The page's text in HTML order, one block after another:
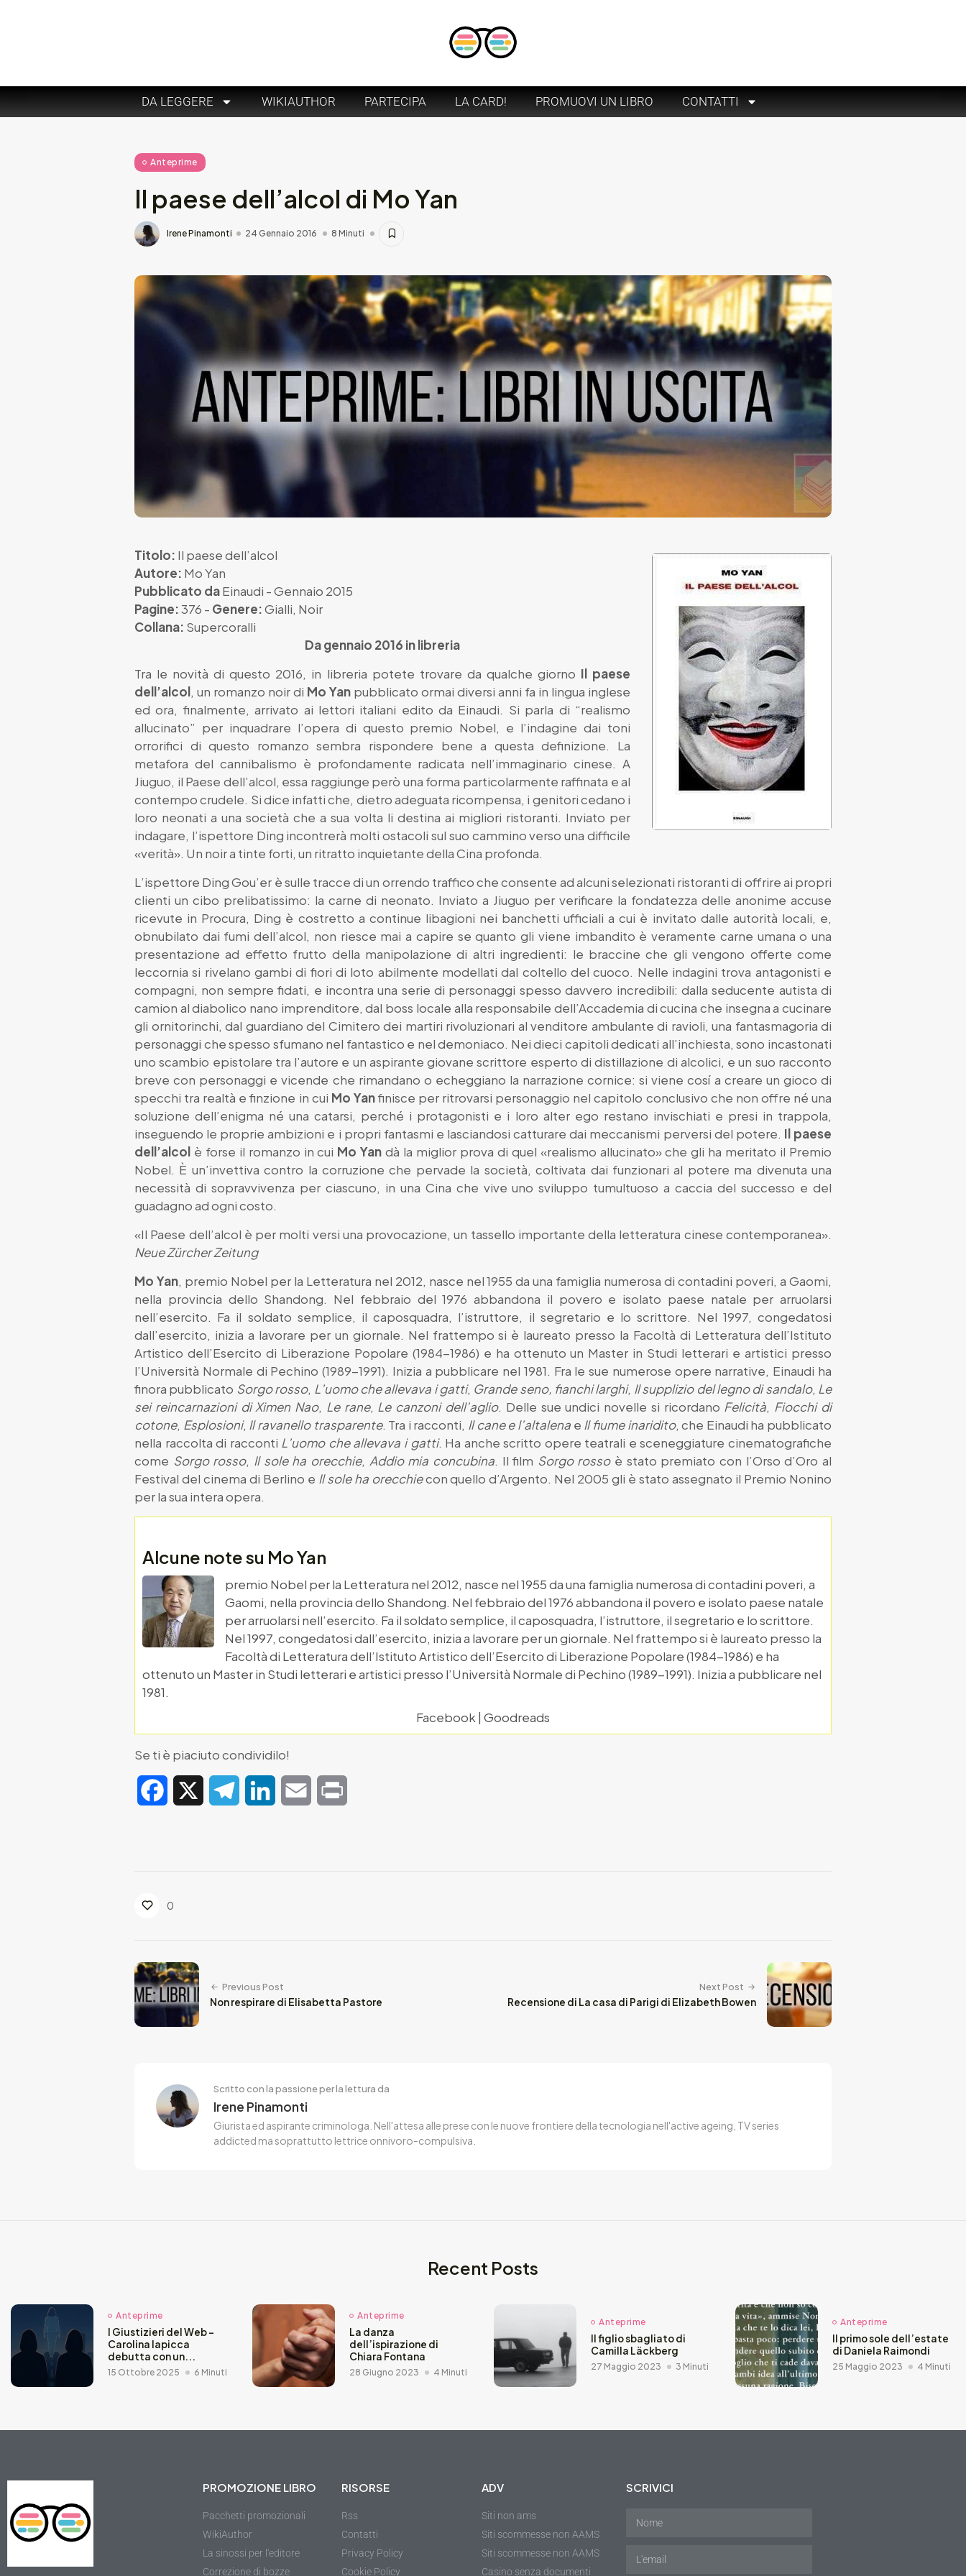
DA LEGGERE WIKIAUTHOR PARTECIPA LA CARD! PROMUOVI UN LIBRO CONTATTI
Anteprime
Il paese dell’alcol di Mo Yan
Irene Pinamonti 24 Gennaio 2016 8 Minuti
Titolo: Il paese dell’alcol
Autore: Mo Yan
Pubblicato daEinaudi - Gennaio 2015
Pagine:376 - Genere:Gialli, Noir
Collana: Supercoralli
Da gennaio 2016 in libreria
Tra le novità di questo 2016, in libreria potete trovare da qualche giorno Il paese
dell’alcol, un romanzo noir di Mo Yan pubblicato ormai diversi anni fa in lingua inglese
ed ora, finalmente, arrivato ai lettori italiani edito da Einaudi. Si parla di “realismo
allucinato” per inquadrare l’opera di questo premio Nobel, e l’indagine dai toni
orrorifici di questo romanzo sembra rispondere bene a questa definizione. La
metafora del cannibalismo è profondamente radicata nell’immaginario cinese. A
Jiuguo, il Paese dell’alcol, essa raggiunge però una forma particolarmente raffinata e al
contempo crudele. Si dice infatti che, dietro adeguata ricompensa, i genitori cedano i
loro neonati a una società che a sua volta li destina ai migliori ristoranti. Inviato per
indagare, l’ispettore Ding incontrerà molti ostacoli sul suo cammino verso una difficile
«verità». Un noir a tinte forti, un ritratto inquietante della Cina profonda.
L’ispettore Ding Gou’er è sulle tracce di un orrendo traffico che consente ad alcuni selezionati ristoranti di offrire ai propri
clienti un cibo prelibatissimo: la carne di neonato. Inviato a Jiuguo per verificare la fondatezza delle anonime accuse
ricevute in Procura, Ding è costretto a continue libagioni nei banchetti ufficiali a cui è invitato dalle autorità locali, e,
obnubilato dai fumi dell’alcol, non riesce mai a capire se quanto gli viene imbandito è veramente carne umana o una
presentazione ad effetto frutto della manipolazione di altri ingredienti: le braccine che gli vengono offerte come
leccornia si rivelano gambi di fiori di loto abilmente modellati dal coltello del cuoco. Nelle indagini trova antagonisti e
compagni, non sempre fidati, e incontra una serie di personaggi spesso davvero incredibili: dalla seducente autista di
camion al diabolico nano imprenditore, dal boss locale alla responsabile dell’Accademia di cucina che insegna a cucinare
gli ornitorinchi, dal guardiano del Cimitero dei martiri rivoluzionari al venditore ambulante di ravioli, una fantasmagoria di
personaggi che spesso sfumano nel fantastico e nel demoniaco. Nei dieci capitoli dedicati all’inchiesta, sono incastonati
uno scambio epistolare tra l’autore e un aspirante giovane scrittore esperto di distillazione di alcolici, e un suo racconto
breve con personaggi e vicende che rimandano o echeggiano la narrazione cornice: si viene cosí a creare un gioco di
specchi tra realtà e finzione in cui Mo Yanfinisce per ritrovarsi personaggio nel capitolo conclusivo che non offre né una
soluzione dell’enigma né una catarsi, perché i protagonisti e i loro alter ego restano invischiati e presi in trappola,
inseguendo le proprie ambizioni e i propri fantasmi e lasciandosi catturare dai meccanismi perversi del potere. Il paese
dell’alcol è forse il romanzo in cui Mo Yan dà la miglior prova di quel «realismo allucinato» che gli ha meritato il Premio
Nobel. È un’invettiva contro la corruzione che pervade la società, coltivata dai funzionari al potere ma divenuta una
necessità di sopravvivenza per ciascuno, in una Cina che vive uno sviluppo tumultuoso a caccia del successo e del
guadagno ad ogni costo.
«Il Paese dell’alcol è per molti versi una provocazione, un tassello importante della letteratura cinese contemporanea».
Neue Zürcher Zeitung
Mo Yan, premio Nobel per la Letteratura nel 2012, nasce nel 1955 da una famiglia numerosa di contadini poveri, a Gaomi,
nella provincia dello Shandong. Nel febbraio del 1976 abbandona il povero e isolato paese natale per arruolarsi
nell’esercito. Fa il soldato semplice, il caposquadra, l’istruttore, il segretario e lo scrittore. Nel 1997, congedatosi
dall’esercito, inizia a lavorare per un giornale. Nel frattempo si è laureato presso la Facoltà di Letteratura dell’Istituto
Artistico dell’Esercito di Liberazione Popolare (1984-1986) e ha ottenuto un Master in Studi letterari e artistici presso
l’Università Normale di Pechino (1989-1991). Inizia a pubblicare nel 1981. Fra le sue numerose opere narrative, Einaudi ha
finora pubblicato Sorgo rosso, L’uomo che allevava i gatti, Grande seno, fianchi larghi, Il supplizio del legno di sandalo, Le
sei reincarnazioni di Ximen Nao, Le rane, Le canzoni dell’aglio. Delle sue undici novelle si ricordano Felicità, Fiocchi di
cotone, Esplosioni, Il ravanello trasparente. Tra i racconti, Il cane e l’altalenae Il fiume inaridito, che Einaudi ha pubblicato
nella raccolta di racconti L’uomo che allevava i gatti. Ha anche scritto opere teatrali e sceneggiature cinematografiche
come Sorgo rosso, Il sole ha orecchie, Addio mia concubina. Il film Sorgo rossoè stato premiato con l’Orso d’Oro al
Festival del cinema di Berlino e Il sole ha orecchiecon quello d’Argento. Nel 2005 gli è stato assegnato il Premio Nonino
per la sua intera opera.
Alcune note su Mo Yan
premio Nobel per la Letteratura nel 2012, nasce nel 1955 da una famiglia numerosa di contadini poveri, a
Gaomi, nella provincia dello Shandong. Nel febbraio del 1976 abbandona il povero e isolato paese natale
per arruolarsi nell’esercito. Fa il soldato semplice, il caposquadra, l’istruttore, il segretario e lo scrittore.
Nel 1997, congedatosi dall’esercito, inizia a lavorare per un giornale. Nel frattempo si è laureato presso la
Facoltà di Letteratura dell’Istituto Artistico dell’Esercito di Liberazione Popolare (1984-1986) e ha
ottenuto un Master in Studi letterari e artistici presso l’Università Normale di Pechino (1989-1991). Inizia a pubblicare nel
1981.
Facebook | Goodreads
Se ti è piaciuto condividilo!
Facebook TelegramLinkedIn Email
0
Previous Post
Non respirare di Elisabetta Pastore
Next Post
Recensione di La casa di Parigi di Elizabeth Bowen
Scritto con la passione per la lettura da
Irene Pinamonti
Giurista ed aspirante criminologa. Nell'attesa alle prese con le nuove frontiere della tecnologia nell'active ageing, TV series
addicted ma soprattutto lettrice onnivoro-compulsiva.
Recent Posts
Anteprime
I Giustizieri del Web –
Carolina Iapicca
debutta con un...
15 Ottobre 2025 6 Minuti
Anteprime
La danza
dell’ispirazione di
Chiara Fontana
28 Giugno 2023 4 Minuti
Anteprime
Il figlio sbagliato di
Camilla Läckberg
27 Maggio 2023 3 Minuti
Anteprime
Il primo sole dell’estate
di Daniela Raimondi
25 Maggio 2023 4 Minuti
PROMOZIONE LIBRO
Pacchetti promozionali
WikiAuthor
La sinossi per l'editore
Correzione di bozze
RISORSE
Rss
Contatti
Privacy Policy
Cookie Policy
ADV
Siti non ams
Siti scommesse non AAMS
Siti scommesse non AAMS
Casino senza documenti
SCRIVICI